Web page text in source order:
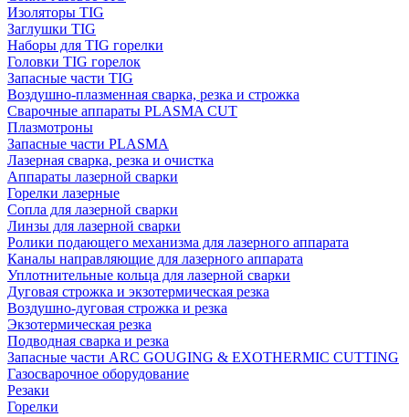
Изоляторы TIG
Заглушки TIG
Наборы для TIG горелки
Головки TIG горелок
Запасные части TIG
Воздушно-плазменная сварка, резка и строжка
Сварочные аппараты PLASMA CUT
Плазмотроны
Запасные части PLASMA
Лазерная сварка, резка и очистка
Аппараты лазерной сварки
Горелки лазерные
Сопла для лазерной сварки
Линзы для лазерной сварки
Ролики подающего механизма для лазерного аппарата
Каналы направляющие для лазерного аппарата
Уплотнительные кольца для лазерной сварки
Дуговая строжка и экзотермическая резка
Воздушно-дуговая строжка и резка
Экзотермическая резка
Подводная сварка и резка
Запасные части ARC GOUGING & EXOTHERMIC CUTTING
Газосварочное оборудование
Резаки
Горелки